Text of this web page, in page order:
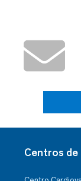
Centros de